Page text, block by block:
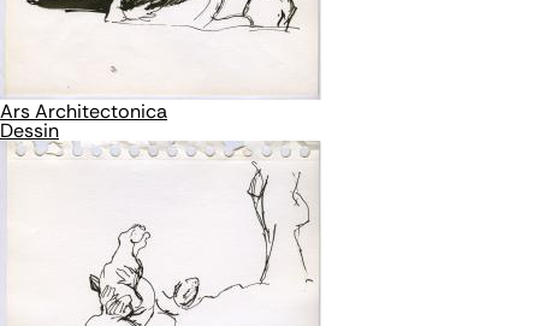
Ars Architectonica
Dessin